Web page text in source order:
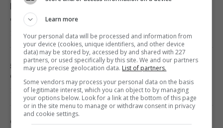
На Дніпропетровщині люди вже кілька діб
сидять без води: прем’єр відреагував
13:28 четвер, 06 серпня 2026
5 найскладніших професій на авіаносці
США
13:20 четвер, 06 серпня 2026
Синоптикиня назвала області, які першими
Learn more
Your personal data will be processed and information from
your device (cookies, unique identifiers, and other device
data) may be stored by, accessed by and shared with 227
partners, or used specifically by this site. We and our partners
may use precise geolocation data. List of partners.
Some vendors may process your personal data on the basis
of legitimate interest, which you can object to by managing
your options below. Look for a link at the bottom of this page
or in the site menu to manage or withdraw consent in privacy
and cookie settings.